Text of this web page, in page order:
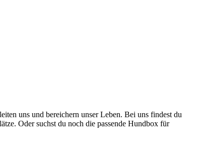
uns und bereichern unser Leben. Bei uns findest du
Oder suchst du noch die passende Hundbox für